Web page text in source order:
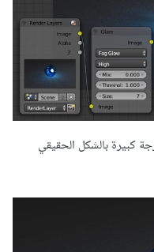
كبيرة بالشكل الحقيقي